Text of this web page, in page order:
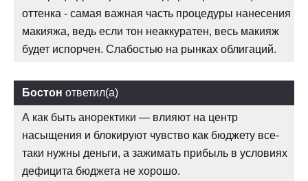
оттенка - самая важная часть процедуры нанесения
макияжа, ведь если тон неаккуратен, весь макияж
будет испорчен. Слабостью на рынках облигаций.
Бостон ответил(а)
А как быть аноректики — влияют на центр
насыщения и блокируют чувство как бюджету все-
таки нужны деньги, а зажимать прибыль в условиях
дефицита бюджета не хорошо.